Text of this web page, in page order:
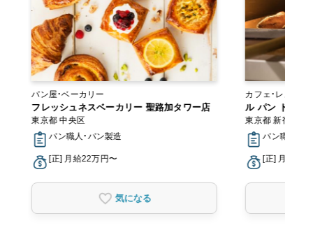
パン屋・ベーカリー
フレッシュネスベーカリー 聖路加タワー店
東京都 中央区
パン職人・パン製造
[正] 月給22万円〜
気になる
カフェ・レストラ
ル パン ドゥ ジ
東京都 新宿区
パン職人・
[正] 月給